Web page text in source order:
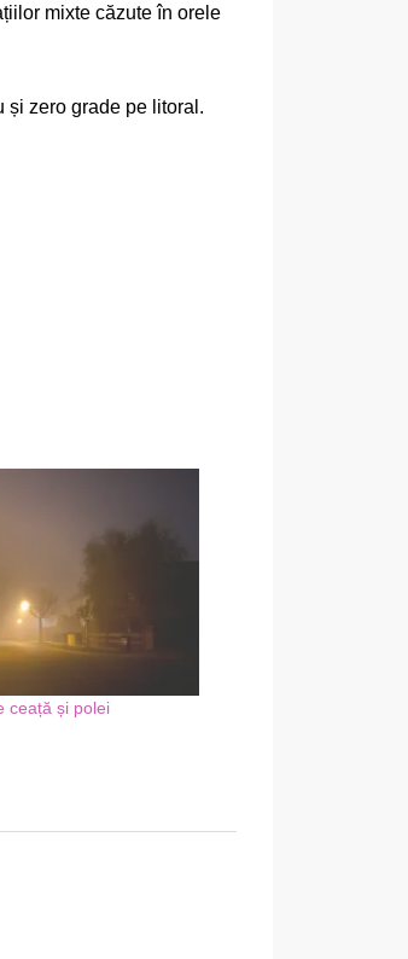
mixte căzute în orele
și zero grade pe litoral.
ceață și polei